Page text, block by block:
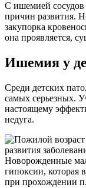
С ишемией сосудов
причин развития.
закупорка
она проявляется,
Ишемия у
Среди детских
самых серьезных.
настоящему
недуга.
развития
Новорожденные
гипоксии, которая
при прохождении